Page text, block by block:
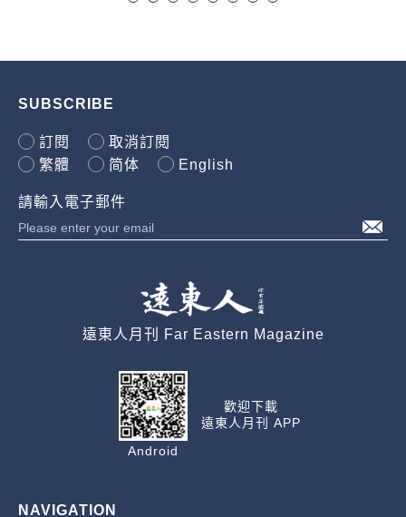
SUBSCRIBE
訂閱
取消訂閱
繁體
简体 English
請輸入電子郵件
遠東人月刊 Far Eastern Magazine
Android
歡迎下載
遠東人月刊 APP
NAVIGATION